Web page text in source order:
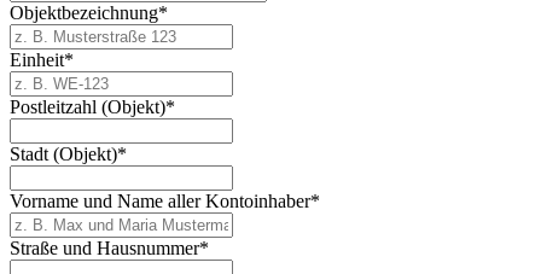
Objektbezeichnung*
Einheit*
Postleitzahl (Objekt)*
Stadt (Objekt)*
Vorname und Name aller Kontoinhaber*
Straße und Hausnummer*